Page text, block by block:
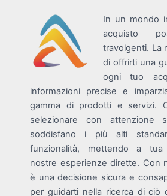
In un mondo
acquisto
travolgenti. La
di offrirti una
ogni tuo
informazioni precise e
gamma di prodotti e servizi.
selezionare con attenzione
soddisfano i più alti
funzionalità, mettendo a tua
nostre esperienze dirette. Con
è una decisione sicura e
per guidarti nella ricerca di ciò